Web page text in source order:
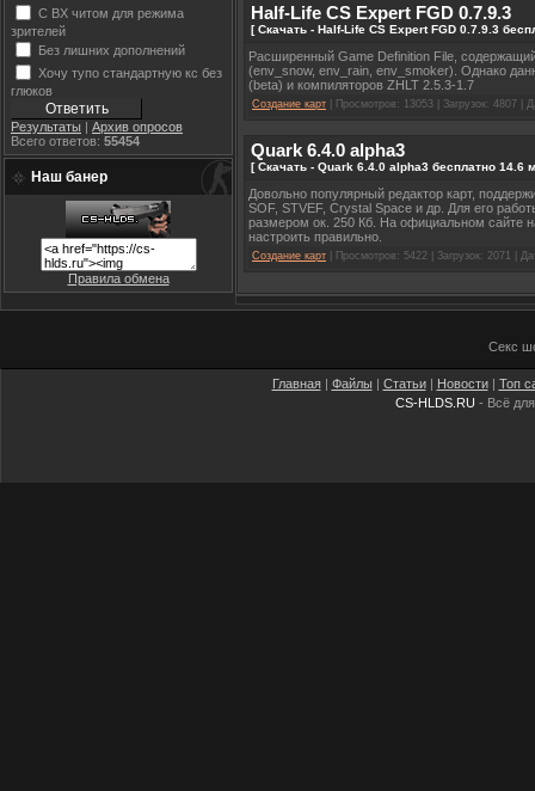
С ВХ читом для режима
зрителей
Без лишних дополнений
Хочу тупо стандартную кс без
глюков
Результаты | Архив опросов
Всего ответов: 55454
Наш банер
Правила обмена
Half-Life CS Expert FGD 0.7.9.3
[ Скачать - Half-Life CS Expert FGD 0.7.9.3
Расширенный Game Definition File,
(env_snow, env_rain, env_smoker). Однако
(beta) и компиляторов ZHLT 2.5.3-1.7
Создание карт | Просмотров: 13053 | Загрузок: 4807 |
Quark 6.4.0 alpha3
[ Скачать - Quark 6.4.0 alpha3 бесплатно 14.6
Довольно популярный редактор карт,
SOF, STVEF, Crystal Space и др. Для его
размером ок. 250 Кб. На официальном сайте
настроить правильно.
Создание карт | Просмотров: 5422 | Загрузок: 2071 |
Секс
Главная| Файлы | Статьи| Новости| Топ
CS-HLDS.RU - Всё